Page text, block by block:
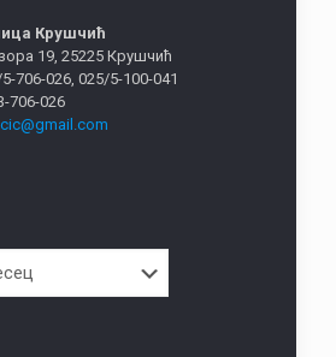
Крушчић
19, 25225 Крушчић
706-026, 025/5-100-041
706-026